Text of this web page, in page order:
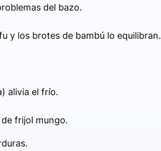
del bazo.
y los brotes de bambú lo equilibran.
alivia el frío.
frijol mungo.